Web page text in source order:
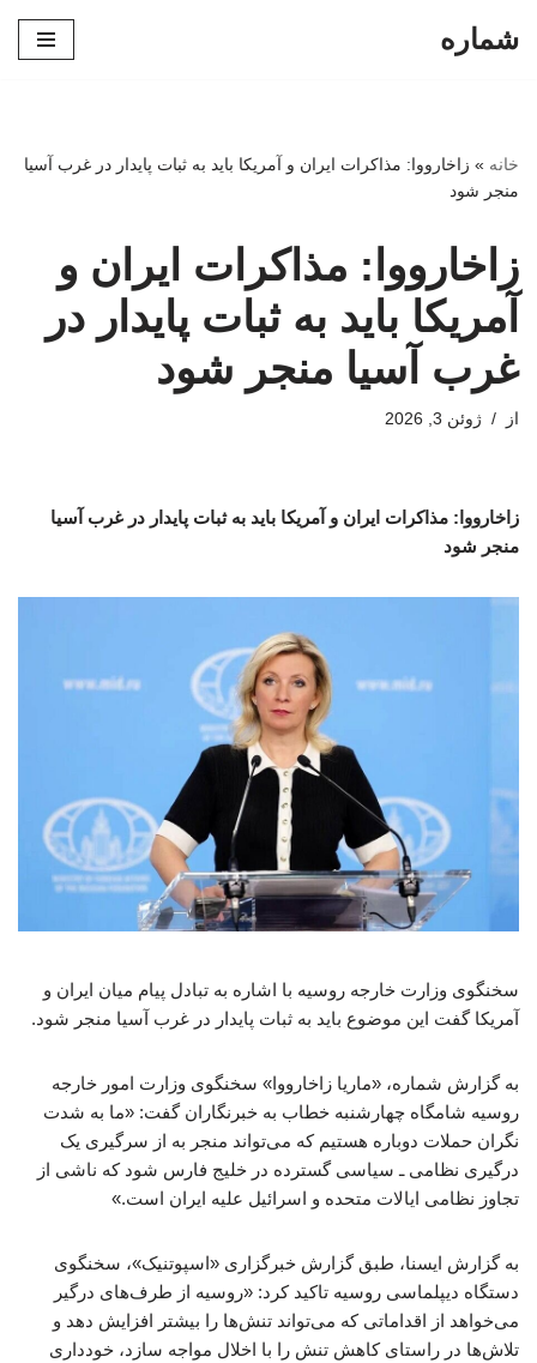
شماره
خانه » زاخارووا: مذاکرات ایران و آمریکا باید به ثبات پایدار در غرب آسیا
منجر شود
زاخارووا: مذاکرات ایران و
آمریکا باید به ثبات پایدار در
غرب آسیا منجر شود
از ژوئن 3, 2026
زاخارووا: مذاکرات ایران و آمریکا باید به ثبات پایدار در غرب آسیا
منجر شود
سخنگوی وزارت خارجه روسیه با اشاره به تبادل پیام میان ایران و
آمریکا گفت این موضوع باید به ثبات پایدار در غرب آسیا منجر شود.
به گزارش شماره، «ماریا زاخارووا» سخنگوی وزارت امور خارجه
روسیه شامگاه چهارشنبه خطاب به خبرنگاران گفت: «ما به شدت
نگران حملات دوباره هستیم که می‌تواند منجر به از سرگیری یک
درگیری نظامی ـ سیاسی گسترده در خلیج فارس شود که ناشی از
تجاوز نظامی ایالات متحده و اسرائیل علیه ایران است.»
به گزارش ایسنا، طبق گزارش خبرگزاری «اسپوتنیک»، سخنگوی
دستگاه دیپلماسی روسیه تاکید کرد: «روسیه از طرف‌های درگیر
می‌خواهد از اقداماتی که می‌تواند تنش‌ها را بیشتر افزایش دهد و
تلاش‌ها در راستای کاهش تنش را با اخلال مواجه سازد، خودداری